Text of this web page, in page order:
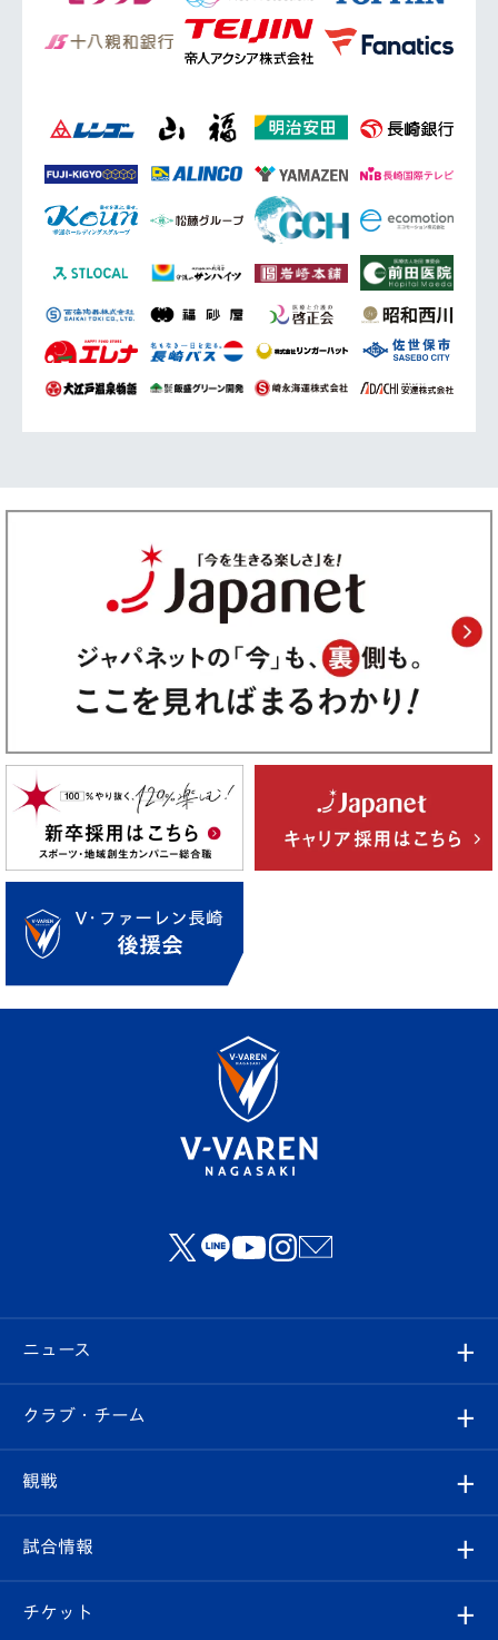
ニュース
すべて
クラブ
試合情報
クラブ・チーム
クラブ概要
観戦
観戦ルール
試合情報
試合日程/結果
チケット